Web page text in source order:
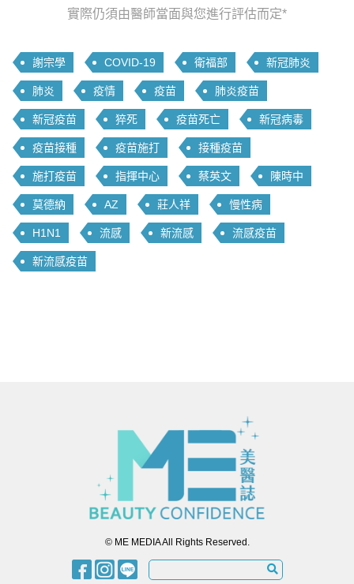
實際仍須由醫師當面與您進行評估而定*
謝宗學 COVID-19 衛福部 新冠肺炎
肺炎 疫情 疫苗 肺炎疫苗
新冠疫苗 猝死 疫苗死亡 新冠病毒
疫苗接種 疫苗施打 接種疫苗
施打疫苗 指揮中心 蔡英文 陳時中
莫德納 AZ 莊人祥 慢性病
H1N1 流感 新流感 流感疫苗
新流感疫苗
© ME MEDIA All Rights Reserved.